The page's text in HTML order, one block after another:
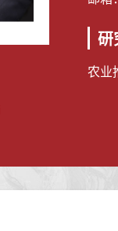
研
农业